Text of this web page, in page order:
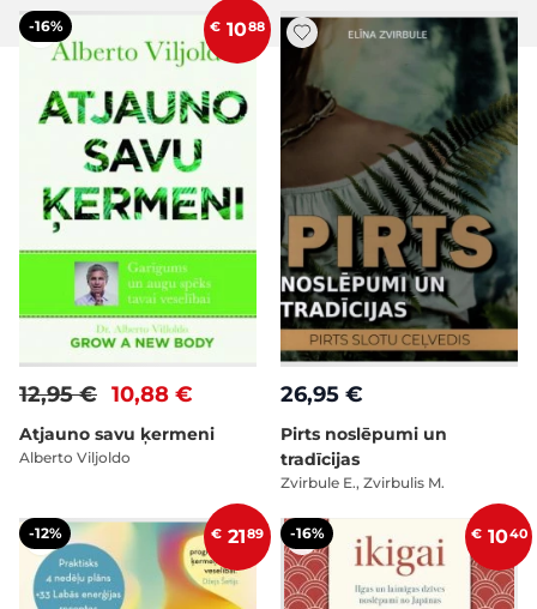
-16% € 1088
10,88 €
12,95 €
Atjauno savu ķermeni
Alberto Viljoldo
26,95 €
Pirts noslēpumi un
tradīcijas
Zvirbule E., Zvirbulis M.
-12% € 2189 -16% € 1040